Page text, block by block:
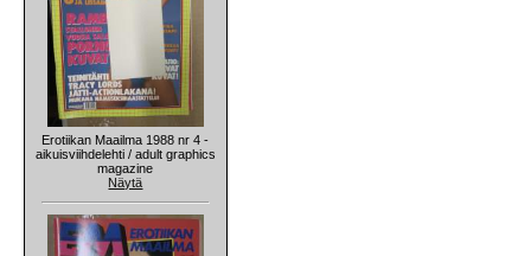
Erotiikan Maailma 1988 nr 4 -
aikuisviihdelehti / adult graphics
magazine
Näytä